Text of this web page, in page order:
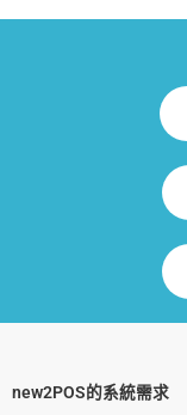
new2POS的系統需求